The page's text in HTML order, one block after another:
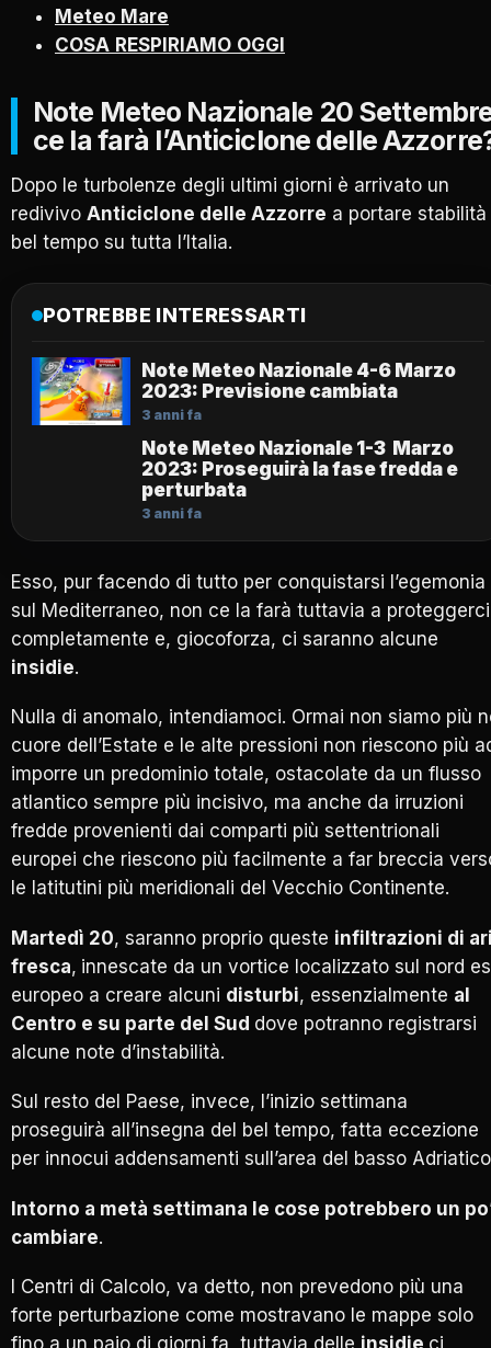
Meteo Mare
COSA RESPIRIAMO OGGI
Note Meteo Nazionale 20
ce la farà l’Anticiclone delle
Dopo le turbolenze degli ultimi giorni è arrivato un
redivivo Anticiclone delle Azzorre a portare stabilità
bel tempo su tutta l’Italia.
POTREBBE INTERESSARTI
Note Meteo Nazionale 4-6 Marzo
2023: Previsione cambiata
3 anni fa
Note Meteo Nazionale 1-3 Marzo
2023: Proseguirà la fase fredda e
perturbata
3 anni fa
Esso, pur facendo di tutto per conquistarsi l’egemonia
sul Mediterraneo, non ce la farà tuttavia a proteggerci
completamente e, giocoforza, ci saranno alcune
insidie.
Nulla di anomalo, intendiamoci. Ormai non siamo più
cuore dell’Estate e le alte pressioni non riescono più
imporre un predominio totale, ostacolate da un flusso
atlantico sempre più incisivo, ma anche da irruzioni
fredde provenienti dai comparti più settentrionali
europei che riescono più facilmente a far breccia
le latitutini più meridionali del Vecchio Continente.
Martedì 20, saranno proprio queste infiltrazioni di
fresca, innescate da un vortice localizzato sul nord
europeo a creare alcuni disturbi, essenzialmente al
Centro e su parte del Sud dove potranno registrarsi
alcune note d’instabilità.
Sul resto del Paese, invece, l’inizio settimana
proseguirà all’insegna del bel tempo, fatta eccezione
per innocui addensamenti sull’area del basso
Intorno a metà settimana le cose potrebbero un
cambiare.
I Centri di Calcolo, va detto, non prevedono più una
forte perturbazione come mostravano le mappe solo